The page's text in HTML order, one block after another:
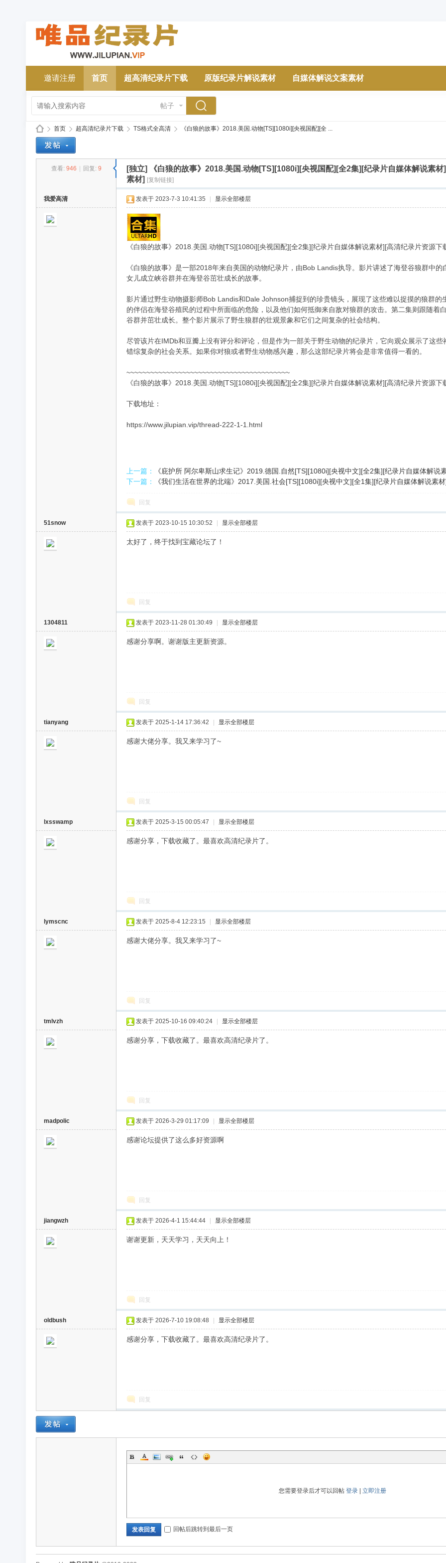
邀请注册 首页 超高清纪录片下载 原版纪录片解说素材 自媒体解说文案素材
帖子
首页
›
超高清纪录片下载 TS格式全高清
›
《白狼的故事》2018.美国.动物[TS][1080i][央视国配][全 ...
查看: 946 回复: 9 [独立]
《白狼的故事》2018.美国.动物[TS][1080i][央视国配][全2集][纪录片自媒体解说素
素材] [复制链接]
我爱高清 发表于 2023-7-3 10:41:35 显示全部楼层
《白狼的故事》2018.美国.动物[TS][1080i][央视国配][全2集][纪录片自媒体解说素材][高清纪录片资源下
《白狼的故事》是一部2018年来自美国的动物纪录片，由Bob Landis执导。影片讲述了海登谷狼群中
女儿成立峡谷群并在海登谷茁壮成长的故事。
影片通过野生动物摄影师Bob Landis和Dale Johnson捕捉到的珍贵镜头，展现了这些难以捉摸的狼群
的伴侣在海登谷殖民的过程中所面临的危险，以及他们如何抵御来自敌对狼群的攻击。第二集则跟随着
谷群并茁壮成长。整个影片展示了野生狼群的壮观景象和它们之间复杂的社会结构。
尽管该片在IMDb和豆瓣上没有评分和评论，但是作为一部关于野生动物的纪录片，它向观众展示了这
错综复杂的社会关系。如果你对狼或者野生动物感兴趣，那么这部纪录片将会是非常值得一看的。
~~~~~~~~~~~~~~~~~~~~~~~~~~~~~~~~~~~~~~~~~
《白狼的故事》2018.美国.动物[TS][1080i][央视国配][全2集][纪录片自媒体解说素材][高清纪录片资源下
下载地址：
https://www.jilupian.vip/thread-222-1-1.html
上一篇：
《庇护所 阿尔卑斯山求生记》2019.德国.自然[TS][1080i][央视中文][全2集][纪录片自媒体解
下一篇：
《我们生活在世界的北端》2017.美国.社会[TS][1080i][央视中文][全1集][纪录片自媒体解说素
回复
51snow 发表于 2023-10-15 10:30:52 显示全部楼层
太好了，终于找到宝藏论坛了！
回复
1304811 发表于 2023-11-28 01:30:49 显示全部楼层
感谢分享啊。谢谢版主更新资源。
回复
tianyang 发表于 2025-1-14 17:36:42 显示全部楼层
感谢大佬分享。我又来学习了~
回复
lxsswamp 发表于 2025-3-15 00:05:47 显示全部楼层
感谢分享，下载收藏了。最喜欢高清纪录片了。
回复
lymscnc 发表于 2025-8-4 12:23:15 显示全部楼层
感谢大佬分享。我又来学习了~
回复
tmlvzh 发表于 2025-10-16 09:40:24 显示全部楼层
感谢分享，下载收藏了。最喜欢高清纪录片了。
回复
madpolic 发表于 2026-3-29 01:17:09 显示全部楼层
感谢论坛提供了这么多好资源啊
回复
jiangwzh 发表于 2026-4-1 15:44:44 显示全部楼层
谢谢更新，天天学习，天天向上！
回复
oldbush 发表于 2026-7-10 19:08:48 显示全部楼层
感谢分享，下载收藏了。最喜欢高清纪录片了。
回复
您需要登录后才可以回帖 登录| 立即注册
发表回复 回帖后跳转到最后一页